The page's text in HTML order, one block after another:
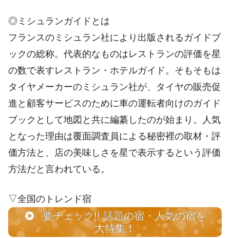
◎ミシュランガイドとは
フランスのミシュラン社により出版されるガイドブ
ックの総称。代表的なものはレストランの評価を星
の数で表すレストラン・ホテルガイド。そもそもは
タイヤメーカーのミシュラン社が、タイヤの販売促
進と顧客サービスのために車の運転者向けのガイド
ブックとして地図と共に編纂したのが始まり。人気
となった理由は覆面調査員による秘密裡の取材・評
価方法と、店の美味しさを星で表示するという評価
方法だと言われている。
▽全国のトレンド宿
要チェック!! 話題の宿・人気の宿を
大特集！